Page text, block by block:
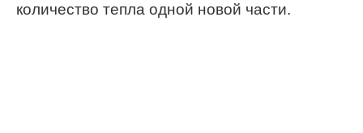
количество тепла одной новой части.